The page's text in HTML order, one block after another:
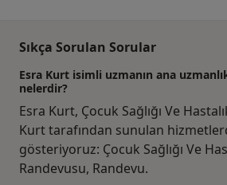
Sıkça Sorulan Sorular
Esra Kurt isimli uzmanın ana
nelerdir?
Esra Kurt, Çocuk Sağlığı Ve
Kurt tarafından sunulan
gösteriyoruz: Çocuk Sağlığı Ve
Randevusu, Randevu.